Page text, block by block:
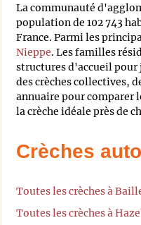
La communauté
population de 102 743
France. Parmi les
Nieppe. Les familles
structures d'accueil pour
des crèches collectives,
annuaire pour comparer
la crèche idéale près de
Crèches
Toutes les crèches à
Toutes les crèches à